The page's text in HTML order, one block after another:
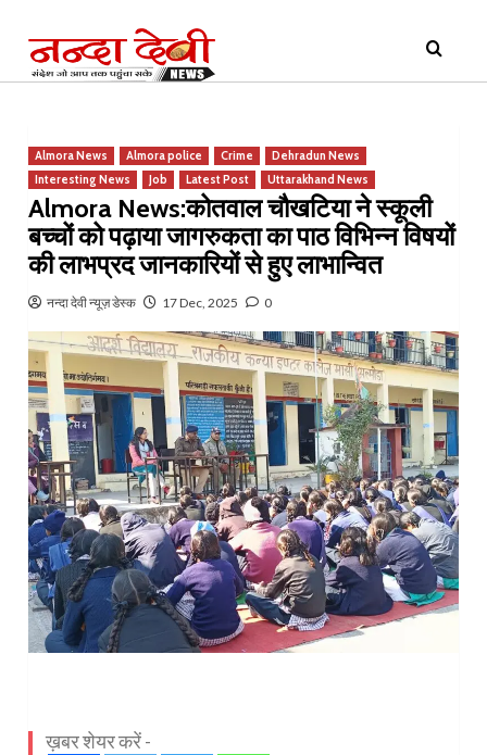
content
Menu
Almora News Almora police Crime
Dehradun News
Interesting News
Job Latest Post Uttarakhand News
Almora News:कोतवाल चौखटिया ने स्कूली
बच्चों को पढ़ाया जागरुकता का पाठ विभिन्न विषयों
की लाभप्रद जानकारियों से हुए लाभान्वित
नन्दा देवी न्यूज़ डेस्क 17 Dec, 2025 0
ख़बर शेयर करें -